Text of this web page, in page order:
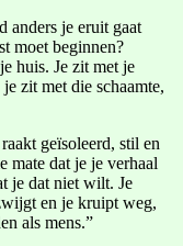
anders je eruit gaat
moet beginnen?
huis. Je zit met je
zit met die schaamte,
geïsoleerd, stil en
mate dat je je verhaal
je dat niet wilt. Je
en je kruipt weg,
als mens.”